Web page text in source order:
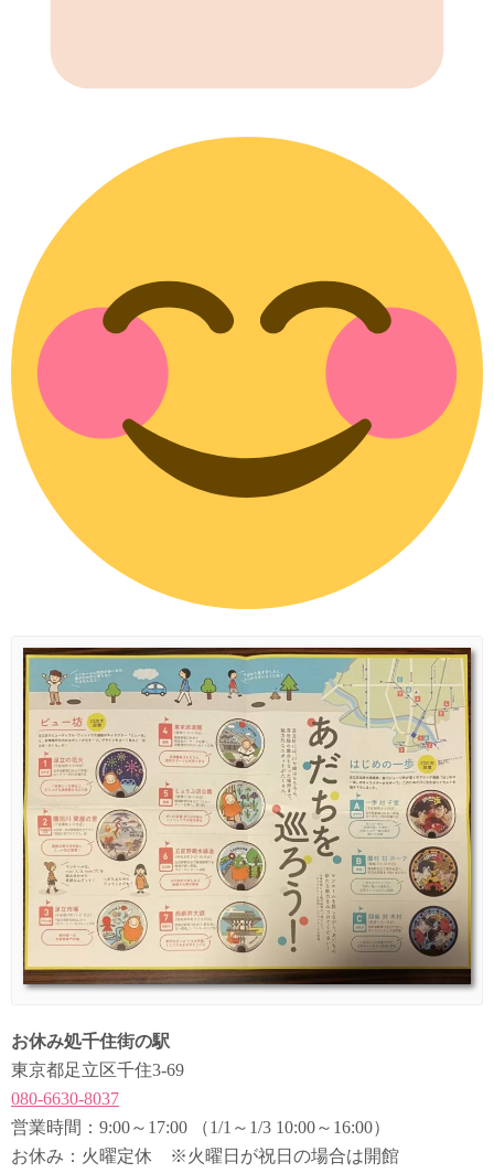
お休み処千住街の駅
東京都足立区千住3-69
080-6630-8037
営業時間：9:00～17:00 （1/1～1/3 10:00～16:00）
お休み：火曜定休 ※火曜日が祝日の場合は開館